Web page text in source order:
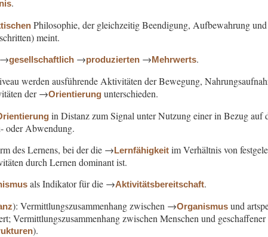
Philosophie, der gleichzeitig Beendigung, Aufbewahrung
meint.
→gesellschaftlich →produzierten →Mehrwerts.
werden ausführende Aktivitäten der Bewegung,
der →Orientierung unterschieden.
in Distanz zum Signal unter Nutzung einer in Bezug auf
oder Abwendung.
des Lernens, bei der die →Lernfähigkeit im Verhältnis von
durch Lernen dominant ist.
als Indikator für die →Aktivitätsbereitschaft.
): Vermittlungszusammenhang zwischen →Organismus und
Vermittlungszusammenhang zwischen Menschen und
).